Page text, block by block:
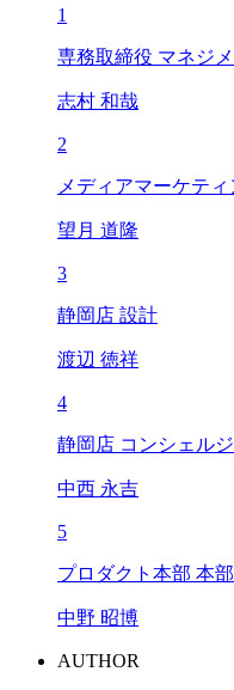
1
専務取締役 マネジ
志村 和哉
2
メディアマーケティ
望月 道隆
3
静岡店 設計
渡辺 徳祥
4
静岡店 コンシェルジ
中西 永吉
5
プロダクト本部 本
中野 昭博
AUTHOR